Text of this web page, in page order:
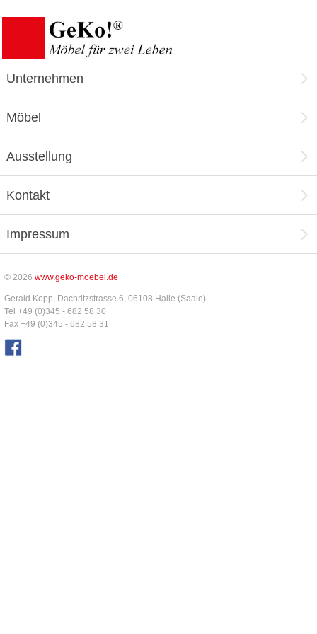
Unternehmen
Möbel
Ausstellung
Kontakt
Impressum
© 2026 www.geko-moebel.de
Gerald Kopp, Dachritzstrasse 6, 06108 Halle (Saale)
Tel +49 (0)345 - 682 58 30
Fax +49 (0)345 - 682 58 31